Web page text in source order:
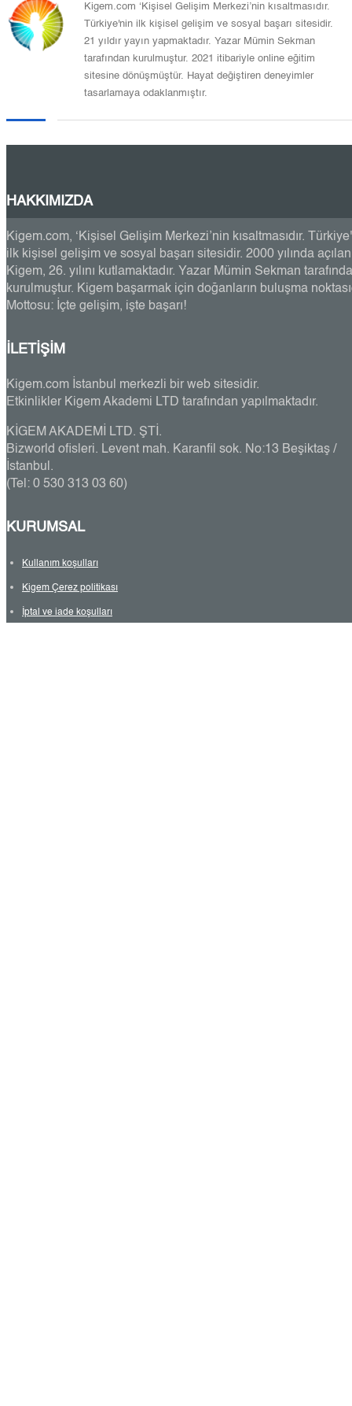
Kigem.com ‘Kişisel Gelişim Merkezi’nin kısaltmasıdır.
Türkiye'nin ilk kişisel gelişim ve sosyal başarı sitesidir.
21 yıldır yayın yapmaktadır. Yazar Mümin Sekman
tarafından kurulmuştur. 2021 itibariyle online eğitim
sitesine dönüşmüştür. Hayat değiştiren deneyimler
tasarlamaya odaklanmıştır.
HAKKIMIZDA
Kigem.com, ‘Kişisel Gelişim Merkezi’nin kısaltmasıdır.
ilk kişisel gelişim ve sosyal başarı sitesidir. 2000 yılında açılan
Kigem, 26. yılını kutlamaktadır. Yazar Mümin Sekman
kurulmuştur. Kigem başarmak için doğanların buluşma
Mottosu: İçte gelişim, işte başarı!
İLETİŞİM
Kigem.com İstanbul merkezli bir web sitesidir.
Etkinlikler Kigem Akademi LTD tarafından yapılmaktadır.
KİGEM AKADEMİ LTD. ŞTİ.
Bizworld ofisleri. Levent mah. Karanfil sok. No:13 Beşiktaş /
İstanbul.
(Tel: 0 530 313 03 60)
KURUMSAL
Kullanım koşulları
Kigem Çerez politikası
İptal ve iade koşulları